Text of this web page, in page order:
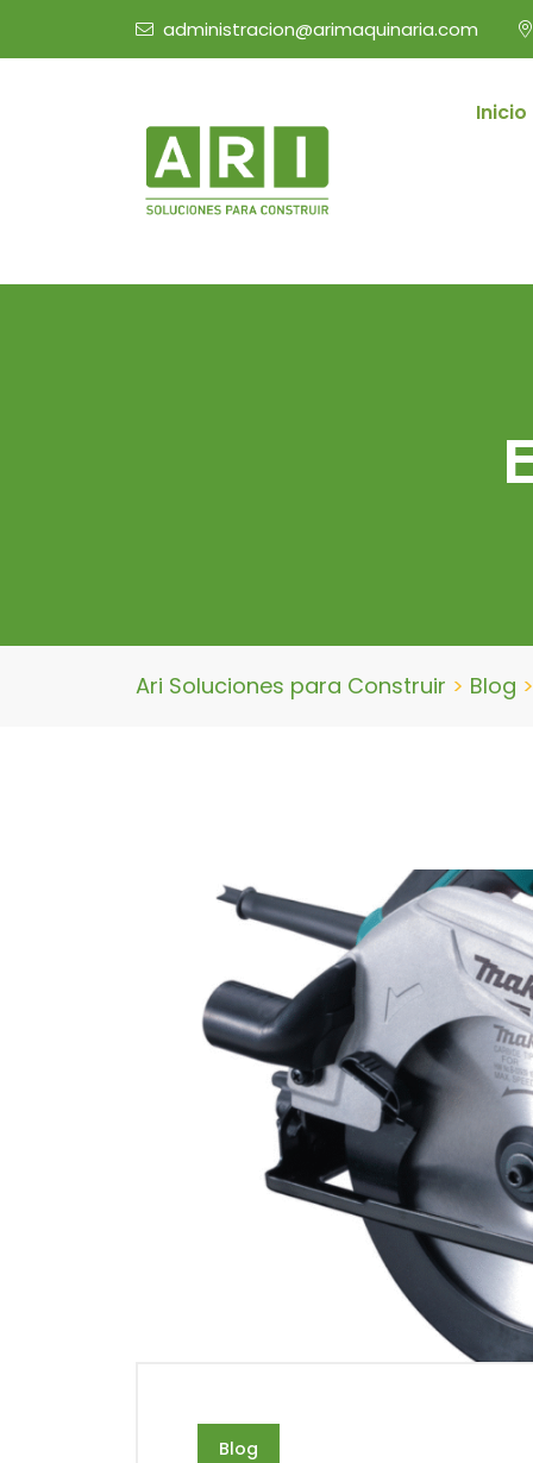
administracion@arimaquinaria.com
Inicio
Ari Soluciones para Construir > Blog
Blog